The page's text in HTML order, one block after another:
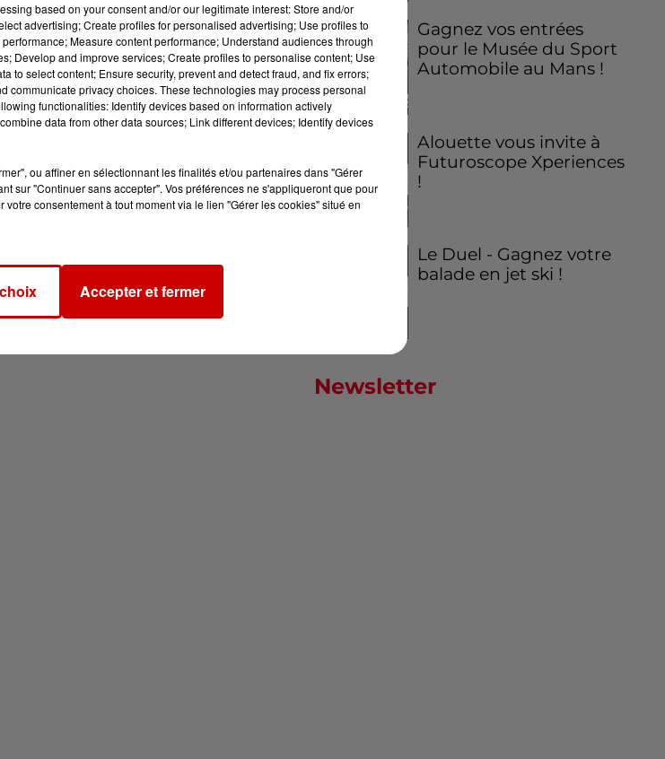
de la Garnache.
afin de satisfaire un maximum de
Gagnez vos entrées
pour le Musée du Sport
Automobile au Mans !
Alouette vous invite à
Futuroscope Xperiences
!
Le Duel - Gagnez votre
balade en jet ski !
Newsletter
based on your consent and/or our legitimate interest: Store and/or
advertising; Create profiles for personalised advertising; Use profiles to
Measure content performance; Understand audiences through
Develop and improve services; Create profiles to personalise content; Use
to select content; Ensure security, prevent and detect fraud, and fix errors;
communicate privacy choices. These technologies may process personal
functionalities: Identify devices based on information actively
data from other data sources; Link different devices; Identify devices
ou affiner en sélectionnant les finalités et/ou partenaires dans "Gérer
sur "Continuer sans accepter". Vos préférences ne s'appliqueront que pour
consentement à tout moment via le lien "Gérer les cookies" situé en
Accepter et fermer